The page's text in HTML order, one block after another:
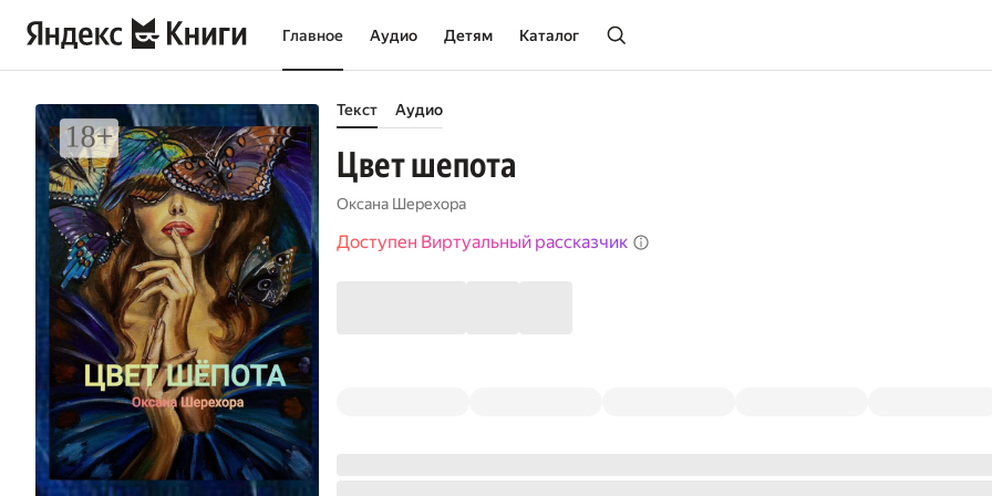
Главное Аудио Детям Каталог
Текст Аудио
Цвет шепота
Оксана Шерехора
Доступен Виртуальный рассказчик